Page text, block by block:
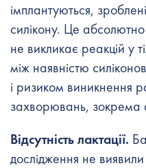
імплантуються,
силікону. Це
не викликає реакцій у
між наявністю
і ризиком виникнення
захворювань, зокрема
Відсутність лактації.
дослідження не